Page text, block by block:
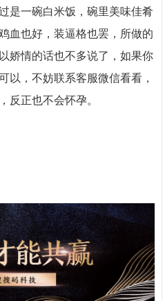
是一碗白米饭，碗里美味佳肴
血也好，装逼格也罢，所做的
娇情的话也不多说了，如果你
以，不妨联系客服微信看看，
反正也不会怀孕。